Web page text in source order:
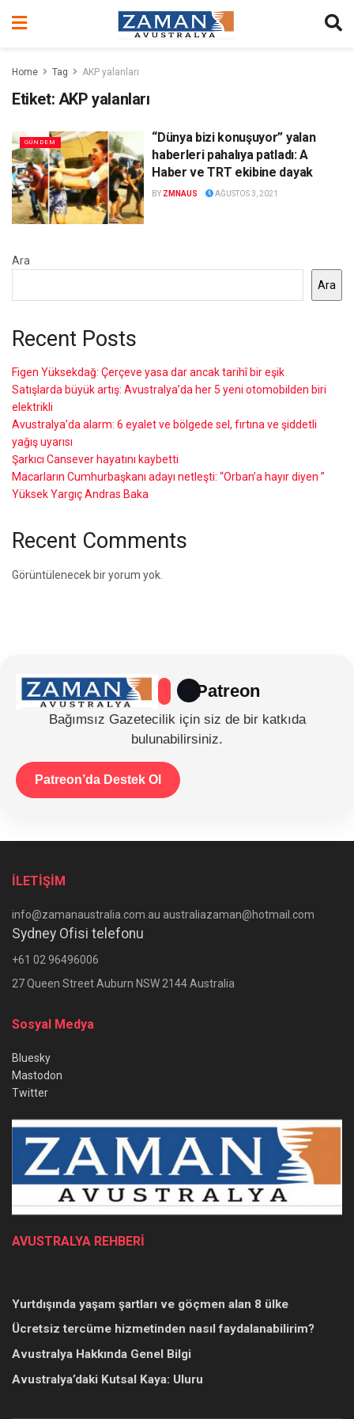
Home Tag AKP yalanları
Etiket: AKP yalanları
GÜNDEM
“Dünya bizi konuşuyor” yalan
haberleri pahalıya patladı: A
Haber ve TRT ekibine dayak
BY ZMNAUS AĞUSTOS 3, 2021
Ara
Ara
Recent Posts
Figen Yüksekdağ: Çerçeve yasa dar ancak tarihî bir eşik
Satışlarda büyük artış: Avustralya’da her 5 yeni otomobilden biri
elektrikli
Avustralya’da alarm: 6 eyalet ve bölgede sel, fırtına ve şiddetli
yağış uyarısı
Şarkıcı Cansever hayatını kaybetti
Macarların Cumhurbaşkanı adayı netleşti: “Orban’a hayır diyen ”
Yüksek Yargıç Andras Baka
Recent Comments
Görüntülenecek bir yorum yok.
Patreon
Bağımsız Gazetecilik için siz de bir katkıda
bulunabilirsiniz.
Patreon’da Destek Ol
İLETİŞİM
info@zamanaustralia.com.au australiazaman@hotmail.com
Sydney Ofisi telefonu
+61 02 96496006
27 Queen Street Auburn NSW 2144 Australia
Sosyal Medya
Bluesky
Mastodon
Twitter
AVUSTRALYA REHBERİ
Yurtdışında yaşam şartları ve göçmen alan 8 ülke
Ücretsiz tercüme hizmetinden nasıl faydalanabilirim?
Avustralya Hakkında Genel Bilgi
Avustralya’daki Kutsal Kaya: Uluru